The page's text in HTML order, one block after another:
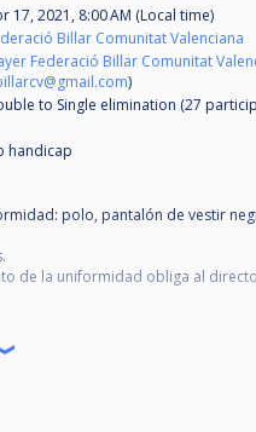
17, 2021, 8:00 AM (Local time)
Billar Comunitat Valenciana
Federació Billar Comunitat
)
to Single elimination (27
handicap
polo, pantalón de vestir
de la uniformidad obliga al
bebidas alcohólicas en zona de